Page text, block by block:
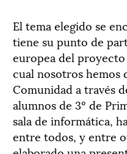
El tema elegido se
tiene su punto de
europea del
cual nosotros hemos
Comunidad a través
alumnos de 3º de
sala de informática,
entre todos, y entre